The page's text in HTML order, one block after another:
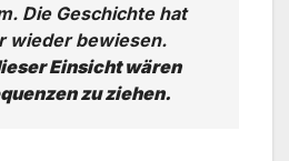
Die Geschichte hat
wieder bewiesen.
Einsicht wären
zu ziehen.